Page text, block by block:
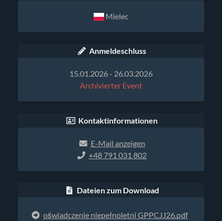
Mielec
Anmeldeschluss
15.01.2026 - 26.03.2026
Archivierter Event
Kontaktinformationen
E-Mail anzeigen
+48 791 031 802
Dateien zum Download
oświadczenie niepełnoletni GPPCJJ26.pdf